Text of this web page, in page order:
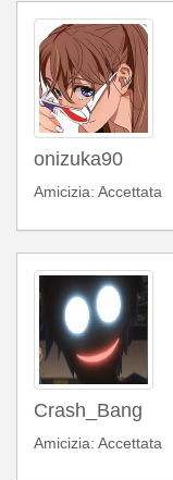
onizuka90
Amicizia: Accettata
Crash_Bang
Amicizia: Accettata